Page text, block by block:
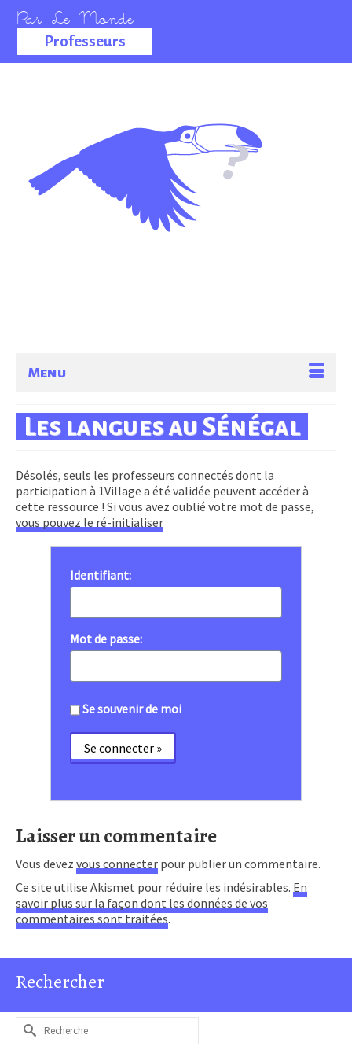
Professeurs
La salle des
professeurs
Menu
Les langues au Sénégal
Désolés, seuls les professeurs connectés dont la
participation à 1Village a été validée peuvent accéder à
cette ressource ! Si vous avez oublié votre mot de passe,
vous pouvez le ré-initialiser
Identifiant:
Mot de passe:
Se souvenir de moi
Laisser un commentaire
Vous devez vous connecter pour publier un commentaire.
Ce site utilise Akismet pour réduire les indésirables. En
savoir plus sur la façon dont les données de vos
commentaires sont traitées.
Rechercher
Rechercher :